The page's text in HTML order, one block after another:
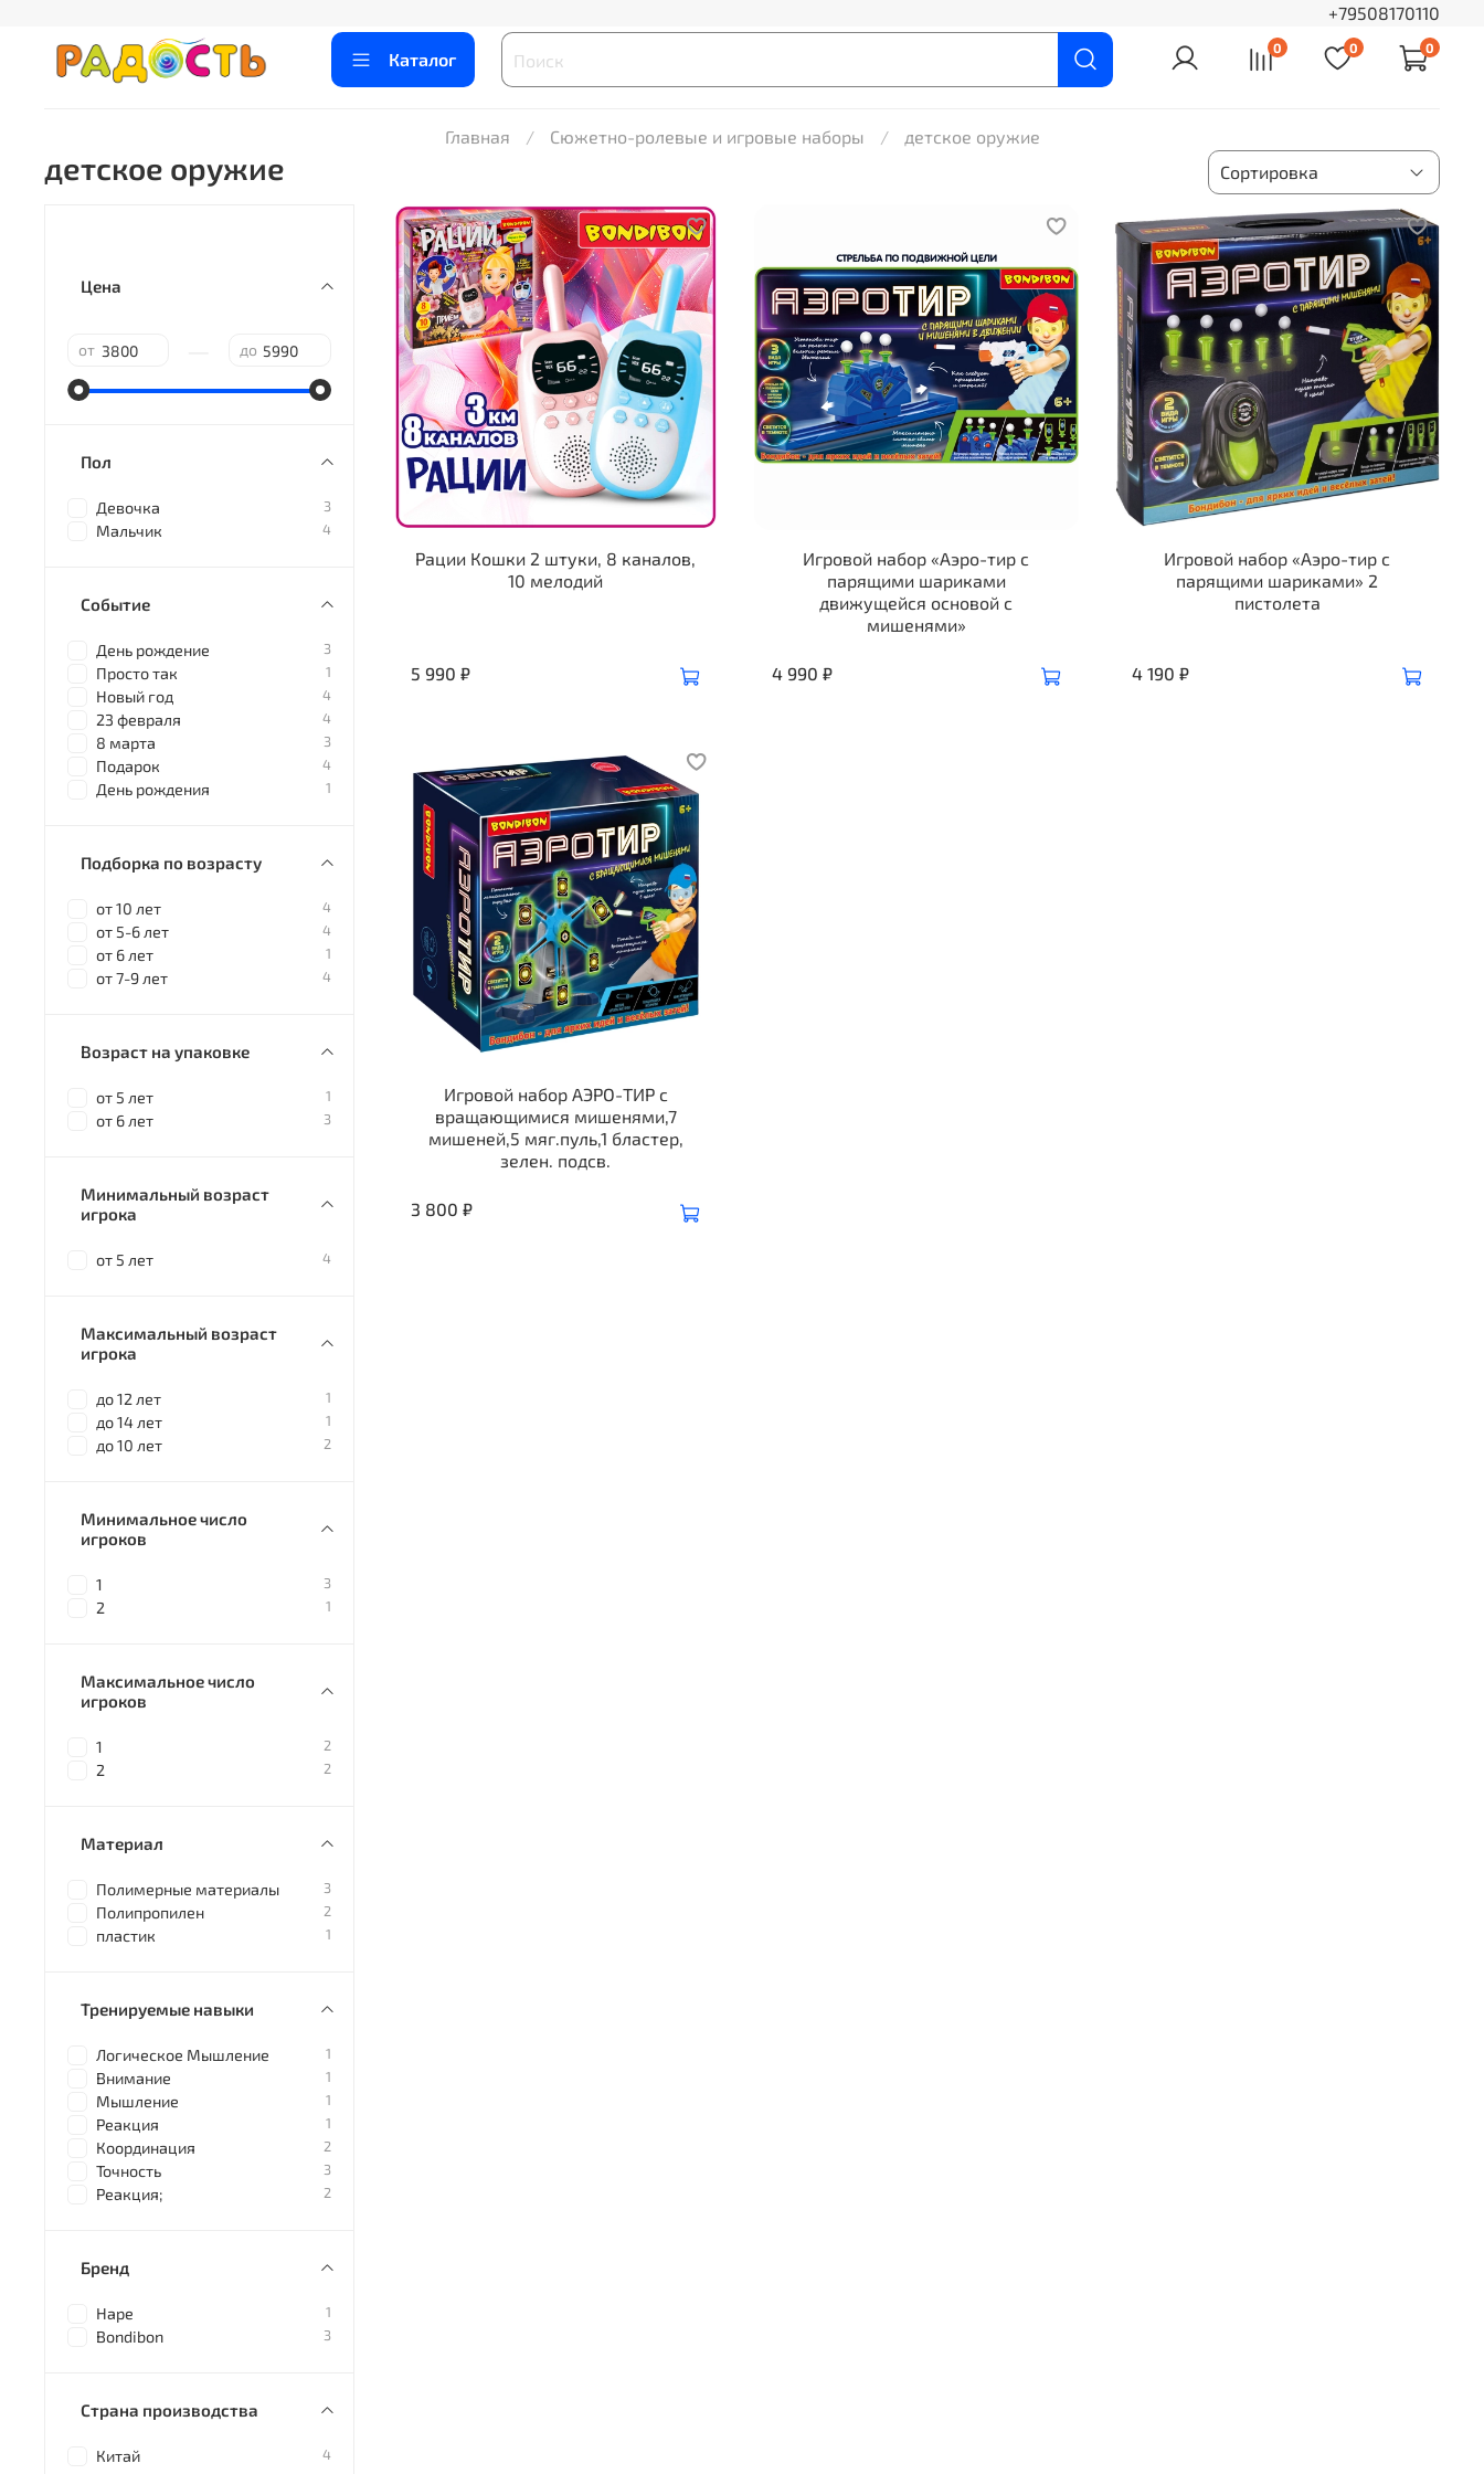
+79508170110
Каталог
0 0 0
Главная Сюжетно-ролевые и игровые наборы детское оружие
детское оружие
Рации Кошки 2 штуки, 8 каналов,
10 мелодий
5 990 ₽
Игровой набор «Аэро-тир с
парящими шариками
движущейся основой с
мишенями»
4 990 ₽
Игровой набор «Аэро-тир с
парящими шариками» 2
пистолета
4 190 ₽
Игровой набор АЭРО-ТИР с
вращающимися мишенями,7
мишеней,5 мяг.пуль,1 бластер,
зелен. подсв.
3 800 ₽
Цена
от до
Пол
Девочка 3
Мальчик 4
Событие
День рождение 3
Просто так 1
Новый год 4
23 февраля 4
8 марта 3
Подарок 4
День рождения 1
Подборка по возрасту
от 10 лет 4
от 5-6 лет 4
от 6 лет 1
от 7-9 лет 4
Возраст на упаковке
от 5 лет 1
от 6 лет 3
Минимальный возраст
игрока
от 5 лет 4
Максимальный возраст
игрока
до 12 лет 1
до 14 лет 1
до 10 лет 2
Минимальное число
игроков
1 3
2 1
Максимальное число
игроков
1 2
2 2
Материал
Полимерные материалы 3
Полипропилен 2
пластик 1
Тренируемые навыки
Логическое Мышление 1
Внимание 1
Мышление 1
Реакция 1
Координация 2
Точность 3
Реакция; 2
Бренд
Hape 1
Bondibon 3
Страна производства
Китай 4